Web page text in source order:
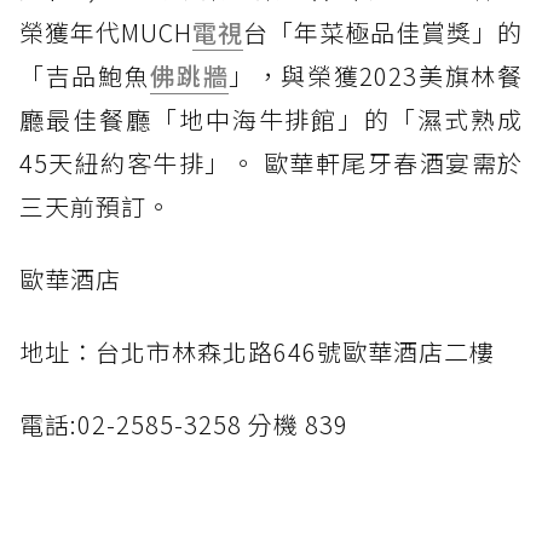
榮獲年代MUCH電視台「年菜極品佳賞獎」的
「吉品鮑魚佛跳牆 」，與榮獲2023美旗林餐
廳最佳餐廳「地中海牛排館」的「濕式熟成
45天紐約客牛排」。 歐華軒尾牙春酒宴需於
三天前預訂。
歐華酒店
地址：台北市林森北路646號歐華酒店二樓
電話:02-2585-3258 分機 839